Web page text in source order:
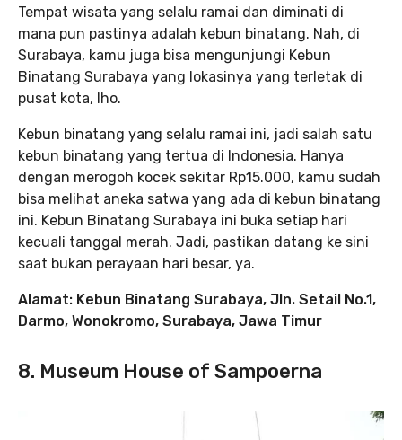
Tempat wisata yang selalu ramai dan diminati di
mana pun pastinya adalah kebun binatang. Nah, di
Surabaya, kamu juga bisa mengunjungi Kebun
Binatang Surabaya yang lokasinya yang terletak di
pusat kota, lho.
Kebun binatang yang selalu ramai ini, jadi salah satu
kebun binatang yang tertua di Indonesia. Hanya
dengan merogoh kocek sekitar Rp15.000, kamu sudah
bisa melihat aneka satwa yang ada di kebun binatang
ini. Kebun Binatang Surabaya ini buka setiap hari
kecuali tanggal merah. Jadi, pastikan datang ke sini
saat bukan perayaan hari besar, ya.
Alamat: Kebun Binatang Surabaya, Jln. Setail No.1,
Darmo, Wonokromo, Surabaya, Jawa Timur
8. Museum House of Sampoerna